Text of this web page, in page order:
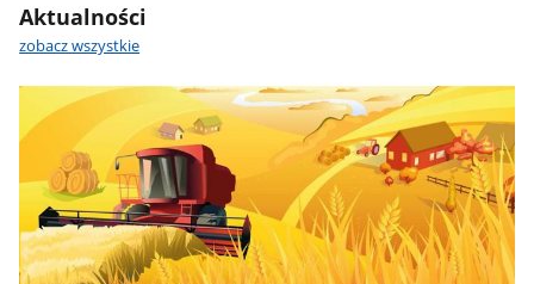
Aktualności
zobacz wszystkie